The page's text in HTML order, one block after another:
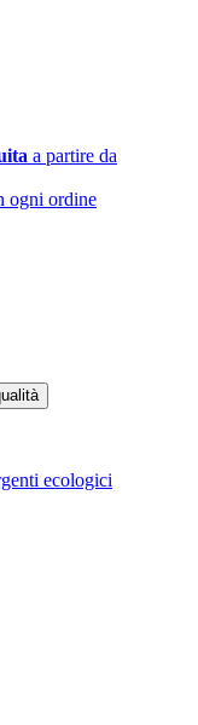
a partire da
ogni ordine
ecologici